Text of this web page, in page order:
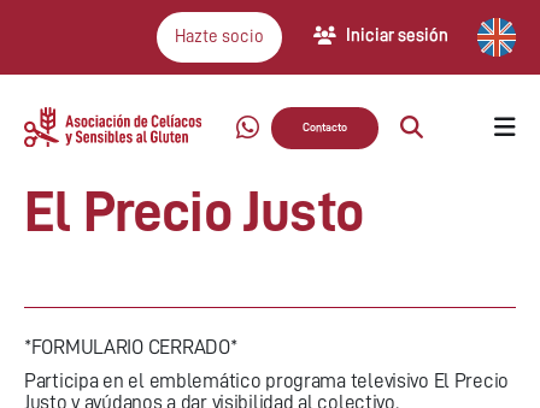
Hazte socio Iniciar sesión
Contacto
El Precio Justo
*FORMULARIO CERRADO*
Participa en el emblemático programa televisivo El Precio
Justo y ayúdanos a dar visibilidad al colectivo.